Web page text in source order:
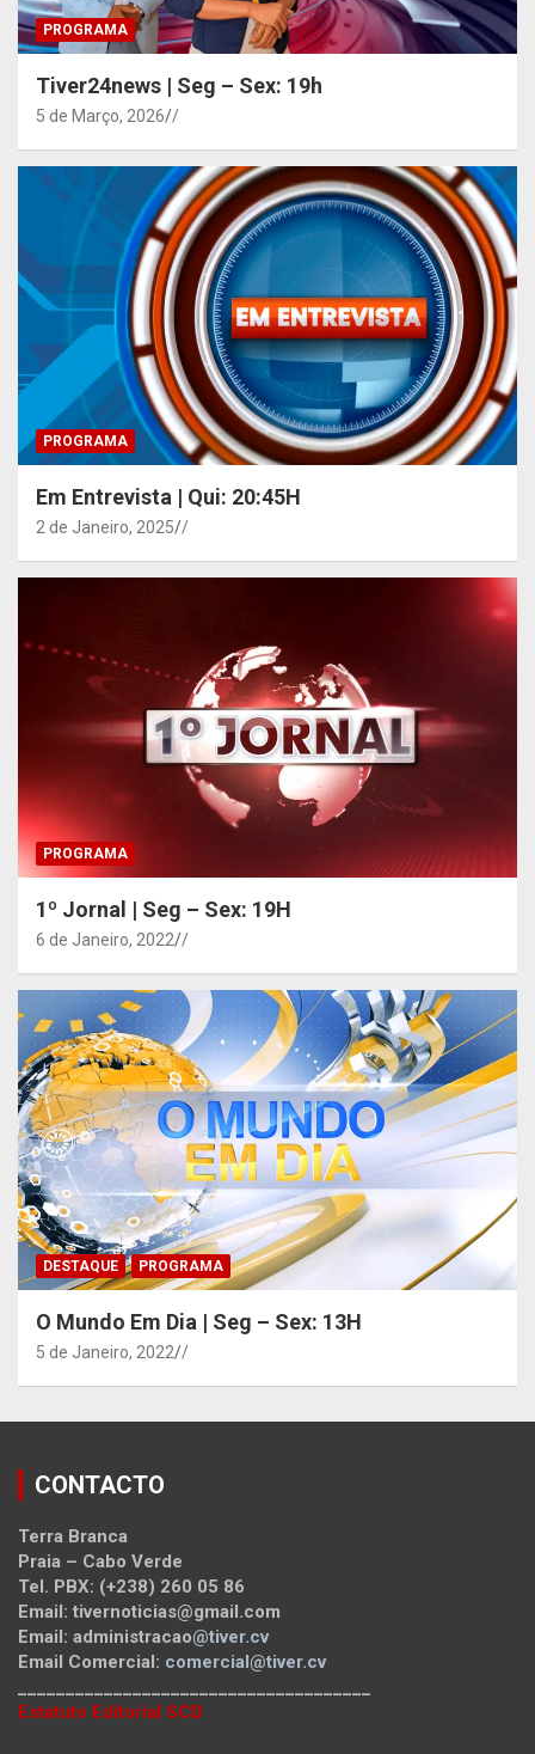
PROGRAMA
Tiver24news | Seg – Sex: 19h
5 de Março, 2026 /
PROGRAMA
Em Entrevista | Qui: 20:45H
2 de Janeiro, 2025 /
PROGRAMA
1º Jornal | Seg – Sex: 19H
6 de Janeiro, 2022 /
DESTAQUE PROGRAMA
O Mundo Em Dia | Seg – Sex: 13H
5 de Janeiro, 2022 /
CONTACTO
Terra Branca
Praia – Cabo Verde
Tel. PBX: (+238) 260 05 86
Email: tivernoticias@gmail.com
Email: administracao@tiver.cv
Email Comercial: comercial@tiver.cv
Estatuto Editorial SCD